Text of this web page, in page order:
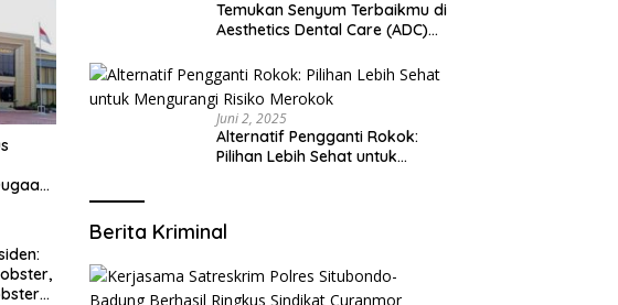
Temukan Senyum Terbaikmu di
Aesthetics Dental Care (ADC)
yang Mengerti Kebutuhanmu
Juni 2, 2025
Alternatif Pengganti Rokok:
Pilihan Lebih Sehat untuk
Berita Kriminal